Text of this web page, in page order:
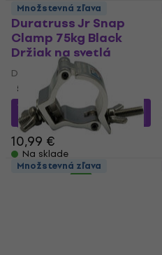
Duratruss Jr Snap
Clamp 75kg Black
Držiak na svetlá
Držiak na svetlá
5
10,20 €s kódom
MUZMUZ-5
10,99 €
Na sklade
Množstevná zľava
Duratruss BIG Jr.
Množstevná zľava